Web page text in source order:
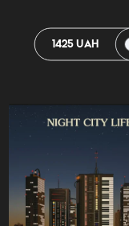
1425 UAH